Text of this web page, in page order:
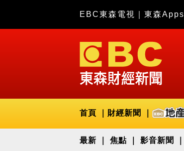
EBC東森電視 東森Apps
首頁 財經新聞
最新 焦點 影音新聞